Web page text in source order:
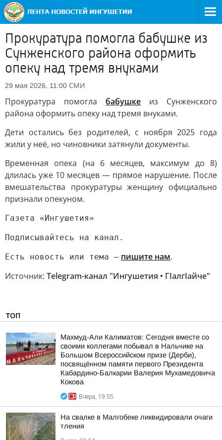
Прокуратура помогла бабушке из
Сунженского района оформить
опеку над тремя внуками
29 мая 2026, 11:00 СМИ
Прокуратура помогла бабушке из Сунженского
района оформить опеку над тремя внуками.
Дети остались без родителей, с ноября 2025 года
жили у неё, но чиновники затянули документы.
Временная опека (на 6 месяцев, максимум до 8)
длилась уже 10 месяцев — прямое нарушение. После
вмешательства прокуратуры женщину официально
признали опекуном.
Газета «Ингушетия»
Подписывайтесь на канал.
Есть новость или тема — пишите нам.
Источник: Telegram-канал "Ингушетия • ГIалгIайче"
ТОП
Махмуд-Али Калиматов: Сегодня вместе со
своими коллегами побывал в Нальчике на
Большом Всероссийском призе (Дерби),
посвящённом памяти первого Президента
Кабардино-Балкарии Валерия Мухамедовича
Кокова
Вчера, 19:55
На свалке в Малгобеке ликвидировали очаги
тления